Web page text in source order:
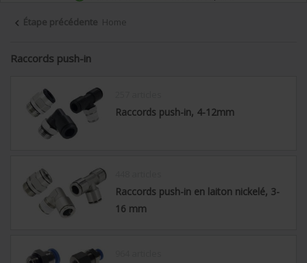
 Étape précédente Home
Raccords push-in
Raccords push-in, 4-12mm
Raccords push-in en laiton nickelé, 3-
16 mm